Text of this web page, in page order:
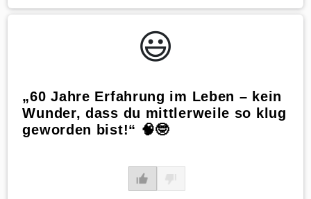
😃️
„60 Jahre Erfahrung im Leben – kein
Wunder, dass du mittlerweile so klug
geworden bist!“ 🧠🤓